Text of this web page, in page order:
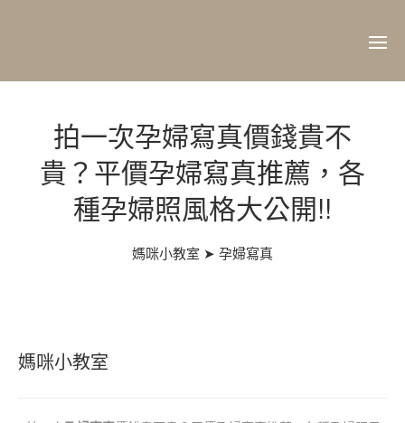
拍一次孕婦寫真價錢貴不
貴？平價孕婦寫真推薦，各
種孕婦照風格大公開!!
媽咪小教室 ➤ 孕婦寫真
媽咪小教室